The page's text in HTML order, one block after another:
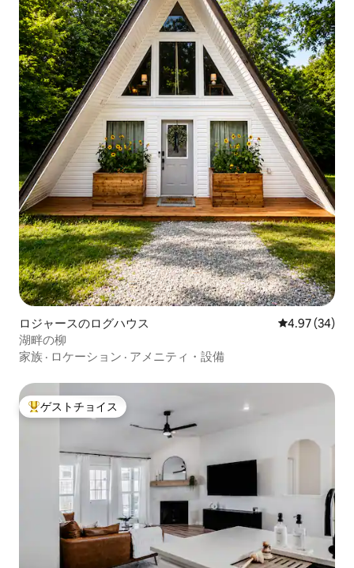
ロジャースのログハウス レビュー34
4.97 (34)
湖畔の柳
家族 · ロケーション · アメニティ・設備
大好評のゲストチョイスです。
ゲストチョイス